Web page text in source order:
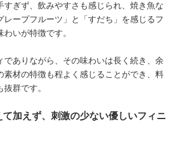
すぎず、飲みやすさも感じられ、焼き魚な
レープフルーツ」と「すだち」を感じるフ
いが特徴です。
でありながら、その味わいは長く続き、余
素材の特徴も程よく感じることができ、料
群です。
て加えず、刺激の少ない優しいフィニ